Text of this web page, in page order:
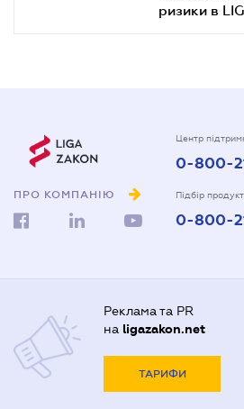
ризики в
ПРО КОМПАНІЮ
Центр
0-800-
Підбір
0-800-
Реклама та PR
на ligazakon.net
ТАРИФИ